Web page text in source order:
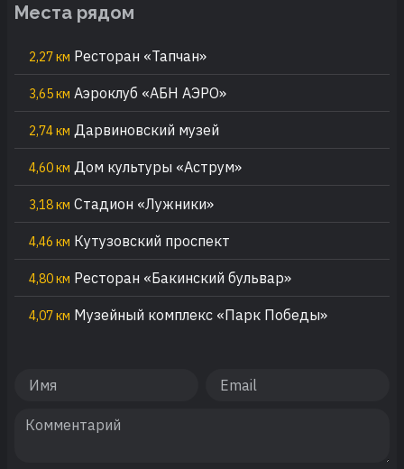
Места рядом
2,27 км Ресторан «Тапчан»
3,65 км Аэроклуб «АБН АЭРО»
2,74 км Дарвиновский музей
4,60 км Дом культуры «Аструм»
3,18 км Стадион «Лужники»
4,46 км Кутузовский проспект
4,80 км Ресторан «Бакинский бульвар»
4,07 км Музейный комплекс «Парк Победы»